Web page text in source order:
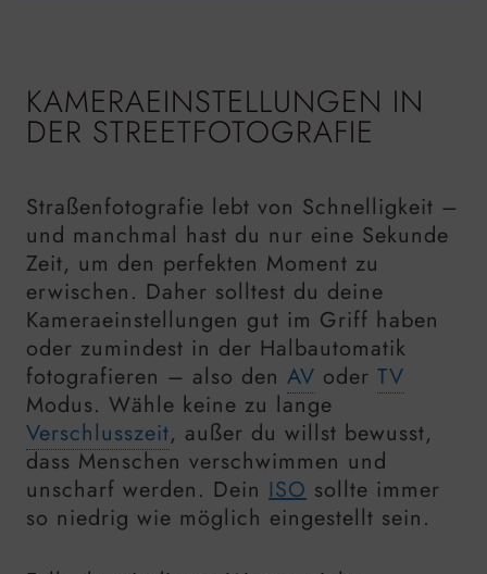
KAMERAEINSTELLUNGEN IN
DER STREETFOTOGRAFIE
Straßenfotografie lebt von Schnelligkeit –
und manchmal hast du nur eine Sekunde
Zeit, um den perfekten Moment zu
erwischen. Daher solltest du deine
Kameraeinstellungen gut im Griff haben
oder zumindest in der Halbautomatik
fotografieren – also den AV oder TV
Modus. Wähle keine zu lange
Verschlusszeit, außer du willst bewusst,
dass Menschen verschwimmen und
unscharf werden. Dein ISO sollte immer
so niedrig wie möglich eingestellt sein.